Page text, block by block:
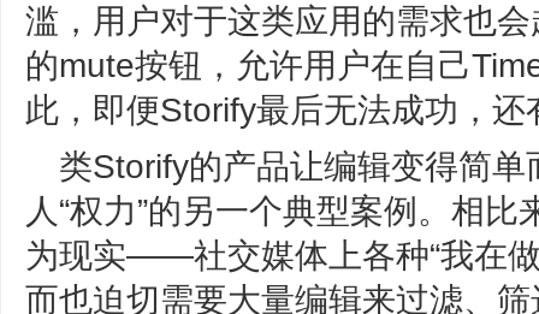
滥，用户对于这类应用的需求也
的mute按钮，允许用户在自己
此，即便Storify最后无法成功，
类Storify的产品让编辑变得简
人“权力”的另一个典型案例。相比
为现实——社交媒体上各种“我在
而也迫切需要大量编辑来过滤、